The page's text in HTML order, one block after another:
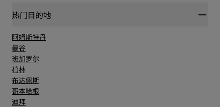
热门目的地
阿姆斯特丹
曼谷
班加罗尔
柏林
布达佩斯
哥本哈根
迪拜